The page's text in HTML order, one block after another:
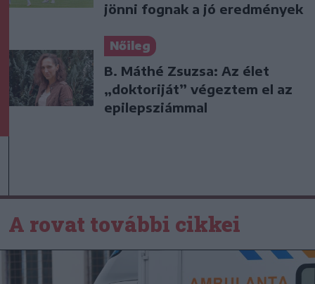
jönni fognak a jó eredmények
Nőileg
B. Máthé Zsuzsa: Az élet
„doktoriját” végeztem el az
epilepsziámmal
A rovat további cikkei